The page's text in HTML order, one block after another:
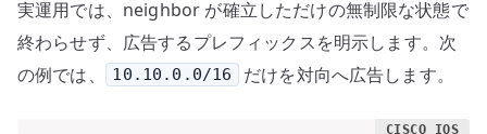
実運用では、neighbor が確立しただけの無制限な状態で
終わらせず、広告するプレフィックスを明示します。次
の例では、
10.10.0.0/16 だけを対向へ広告します。